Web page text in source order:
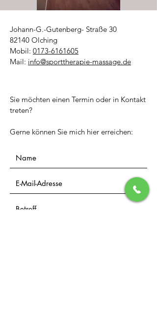
Johann-G.-Gutenberg- Straße 30
82140 Olching​
Mobil: 0173-6161605
Mail: info@sporttherapie-massage.de
Sie möchten einen Termin oder in Kontakt
treten?
Gerne können Sie mich hier erreichen: